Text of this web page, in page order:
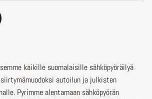
kaikille suomalaisille sähköpyöräilyä
autoilun ja julkisten
Pyrimme alentamaan sähköpyörän